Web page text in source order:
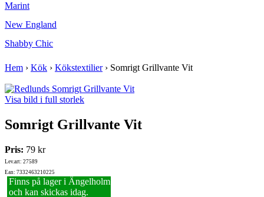
Marint
New England
Shabby Chic
Hem › Kök › Kökstextilier› Somrigt Grillvante Vit
Visa bild i full storlek
Somrigt Grillvante Vit
Pris: 79 kr
Lev.art: 27589
Ean: 7332463210225
Finns på lager i Ängelholm
och kan skickas idag.